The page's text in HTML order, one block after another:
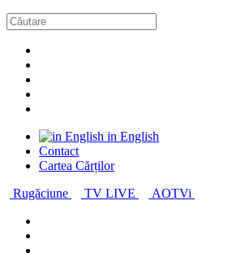
in English
Contact
Cartea Cărților
Rugăciune
TV LIVE AOTVi